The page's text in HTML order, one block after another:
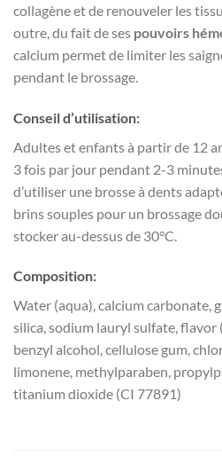
collagène et de renouveler les
outre, du fait de ses pouvoirs
calcium permet de limiter les
pendant le brossage.
Conseil d’utilisation:
Adultes et enfants à partir de 12
3 fois par jour pendant 2-3
d’utiliser une brosse à dents
brins souples pour un brossage
stocker au-dessus de 30°C.
Composition:
Water (aqua), calcium carbonate,
silica, sodium lauryl sulfate, flavor
benzyl alcohol, cellulose gum,
limonene, methylparaben,
titanium dioxide (CI 77891)